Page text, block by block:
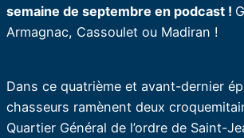
semaine de septembre en podcast !
Armagnac, Cassoulet ou Madiran !
Dans ce quatrième et avant-dernier
chasseurs ramènent deux
Quartier Général de l’ordre de Saint-